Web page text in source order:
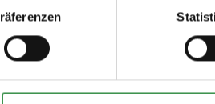
28,50 €
1,57